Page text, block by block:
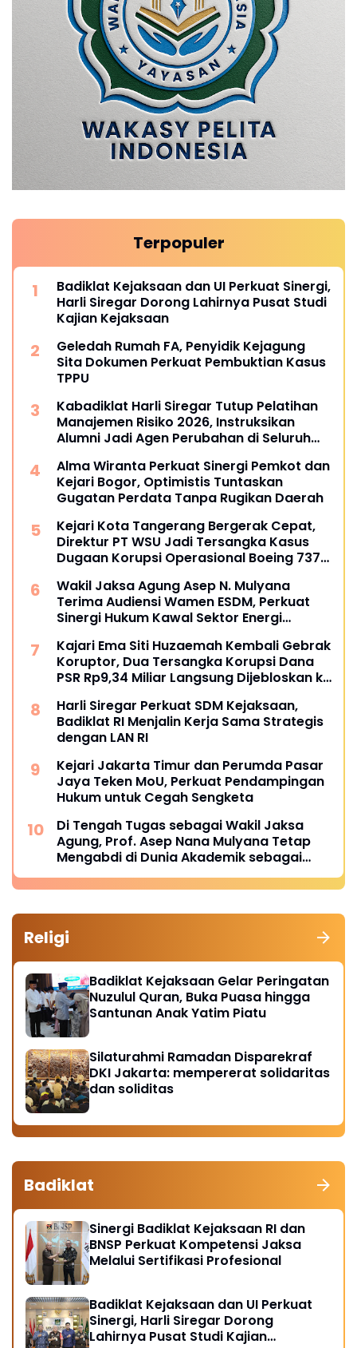
Terpopuler
Badiklat Kejaksaan dan UI Perkuat Sinergi,
Harli Siregar Dorong Lahirnya Pusat Studi
Kajian Kejaksaan
Geledah Rumah FA, Penyidik Kejagung
Sita Dokumen Perkuat Pembuktian Kasus
TPPU
Kabadiklat Harli Siregar Tutup Pelatihan
Manajemen Risiko 2026, Instruksikan
Alumni Jadi Agen Perubahan di Seluruh
Alma Wiranta Perkuat Sinergi Pemkot dan
Kejari Bogor, Optimistis Tuntaskan
Gugatan Perdata Tanpa Rugikan Daerah
Kejari Kota Tangerang Bergerak Cepat,
Direktur PT WSU Jadi Tersangka Kasus
Dugaan Korupsi Operasional Boeing 737-
Wakil Jaksa Agung Asep N. Mulyana
Terima Audiensi Wamen ESDM, Perkuat
Sinergi Hukum Kawal Sektor Energi
Kajari Ema Siti Huzaemah Kembali Gebrak
Koruptor, Dua Tersangka Korupsi Dana
PSR Rp9,34 Miliar Langsung Dijebloskan ke
Harli Siregar Perkuat SDM Kejaksaan,
Badiklat RI Menjalin Kerja Sama Strategis
dengan LAN RI
Kejari Jakarta Timur dan Perumda Pasar
Jaya Teken MoU, Perkuat Pendampingan
Hukum untuk Cegah Sengketa
Di Tengah Tugas sebagai Wakil Jaksa
Agung, Prof. Asep Nana Mulyana Tetap
Mengabdi di Dunia Akademik sebagai
Penguji Promosi Doktor Unpad
Religi
Badiklat Kejaksaan Gelar Peringatan
Nuzulul Quran, Buka Puasa hingga
Santunan Anak Yatim Piatu
Silaturahmi Ramadan Disparekraf
DKI Jakarta: mempererat solidaritas
dan soliditas
Badiklat
Sinergi Badiklat Kejaksaan RI dan
BNSP Perkuat Kompetensi Jaksa
Melalui Sertifikasi Profesional
Badiklat Kejaksaan dan UI Perkuat
Sinergi, Harli Siregar Dorong
Lahirnya Pusat Studi Kajian